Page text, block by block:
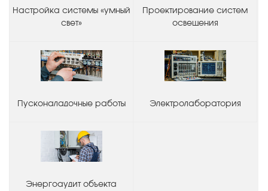
Настройка системы «умный
свет»
Проектирование систем
освещения
Пусконаладочные работы Электролаборатория
Энергоаудит объекта